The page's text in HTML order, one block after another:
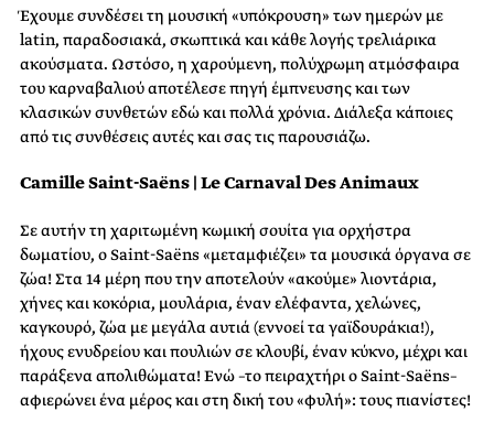
Έχουμε συνδέσει τη μουσική «υπόκρουση» των ημερών με
latin, παραδοσιακά, σκωπτικά και κάθε λογής τρελιάρικα
ακούσματα. Ωστόσο, η χαρούμενη, πολύχρωμη ατμόσφαιρα
του καρναβαλιού αποτέλεσε πηγή έμπνευσης και των
κλασικών συνθετών εδώ και πολλά χρόνια. Διάλεξα κάποιες
από τις συνθέσεις αυτές και σας τις παρουσιάζω.
Camille Saint-Saëns | Le Carnaval Des Animaux
Σε αυτήν τη χαριτωμένη κωμική σουίτα για ορχήστρα
δωματίου, ο Saint-Saëns «μεταμφιέζει» τα μουσικά όργανα σε
ζώα! Στα 14 μέρη που την αποτελούν «ακούμε» λιοντάρια,
χήνες και κοκόρια, μουλάρια, έναν ελέφαντα, χελώνες,
καγκουρό, ζώα με μεγάλα αυτιά (εννοεί τα γαϊδουράκια!),
ήχους ενυδρείου και πουλιών σε κλουβί, έναν κύκνο, μέχρι και
παράξενα απολιθώματα! Ενώ –το πειραχτήρι ο Saint-Saëns–
αφιερώνει ένα μέρος και στη δική του «φυλή»: τους πιανίστες!